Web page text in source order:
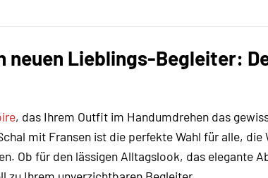
neuen Lieblings-Begleiter:
, das Ihrem Outfit im Handumdrehen das
mit Fransen ist die perfekte Wahl für alle,
Ob für den lässigen Alltagslook, das elegante